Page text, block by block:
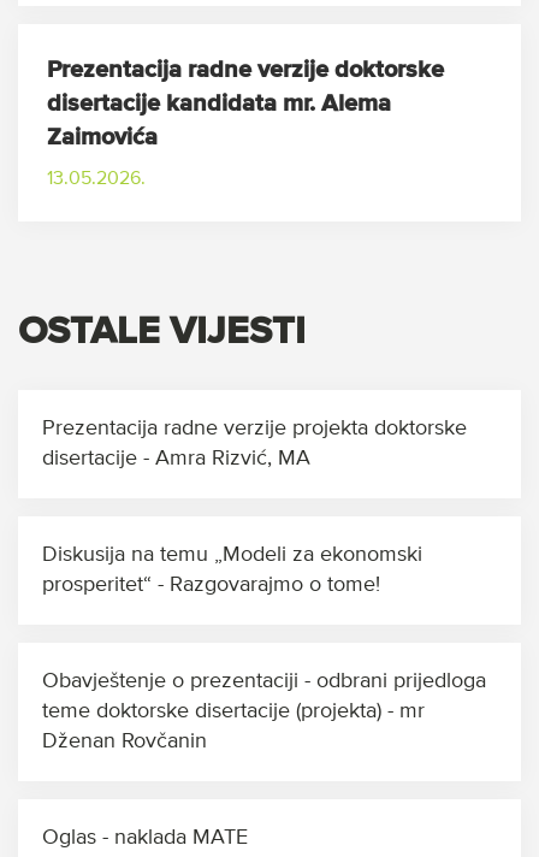
Prezentacija radne verzije doktorske
disertacije kandidata mr. Alema
Zaimovića
13.05.2026.
OSTALE VIJESTI
Prezentacija radne verzije projekta doktorske
disertacije - Amra Rizvić, MA
Diskusija na temu „Modeli za ekonomski
prosperitet“ - Razgovarajmo o tome!
Obavještenje o prezentaciji - odbrani prijedloga
teme doktorske disertacije (projekta) - mr
Dženan Rovčanin
Oglas - naklada MATE